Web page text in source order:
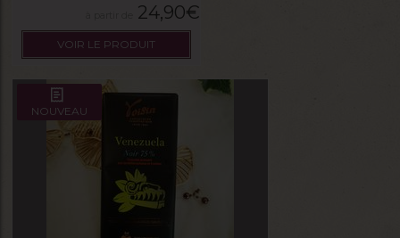
24,90€
VOIR LE PRODUIT
NOUVEAU